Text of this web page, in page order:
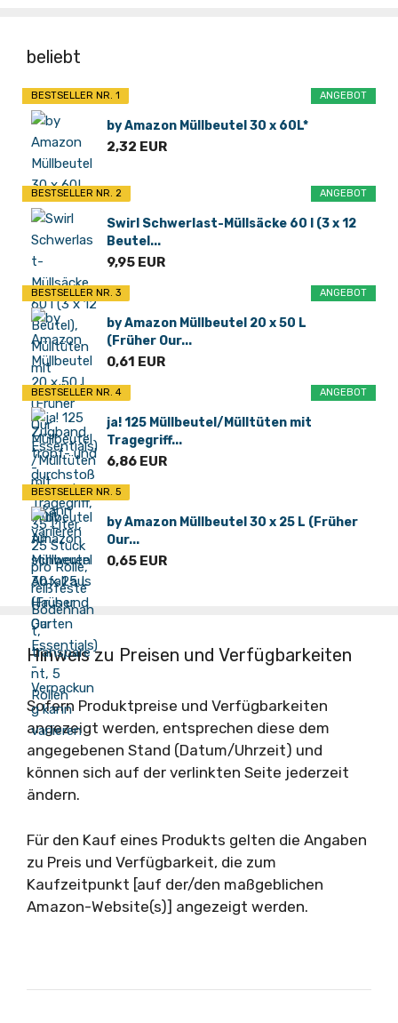
beliebt
ANGEBOT
BESTSELLER NR. 1
by Amazon Müllbeutel 30 x 60L*
2,32 EUR
ANGEBOT
BESTSELLER NR. 2
Swirl Schwerlast-Müllsäcke 60 l (3 x 12
Beutel...
9,95 EUR
ANGEBOT
BESTSELLER NR. 3
by Amazon Müllbeutel 20 x 50 L
(Früher Our...
0,61 EUR
ANGEBOT
BESTSELLER NR. 4
ja! 125 Müllbeutel/Mülltüten mit
Tragegriff...
6,86 EUR
BESTSELLER NR. 5
by Amazon Müllbeutel 30 x 25 L (Früher
Our...
0,65 EUR
Hinweis zu Preisen und Verfügbarkeiten
Sofern Produktpreise und Verfügbarkeiten
angezeigt werden, entsprechen diese dem
angegebenen Stand (Datum/Uhrzeit) und
können sich auf der verlinkten Seite jederzeit
ändern.
Für den Kauf eines Produkts gelten die Angaben
zu Preis und Verfügbarkeit, die zum
Kaufzeitpunkt [auf der/den maßgeblichen
Amazon-Website(s)] angezeigt werden.